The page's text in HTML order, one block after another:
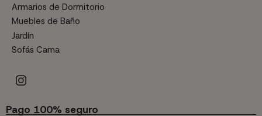
Armarios de Dormitorio
Muebles de Baño
Jardín
Sofás Cama
Pago 100% seguro